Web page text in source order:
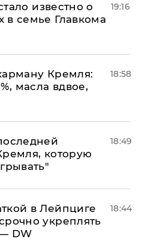
известно о
в семье Главкома
19:16
Кремля:
масла вдвое,
18:58
которую
18:49
в Лейпциге
укреплять
DW
18:44